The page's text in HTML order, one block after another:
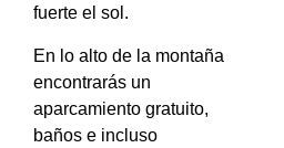
fuerte el sol.
En lo alto de la montaña
encontrarás un
aparcamiento gratuito,
baños e incluso